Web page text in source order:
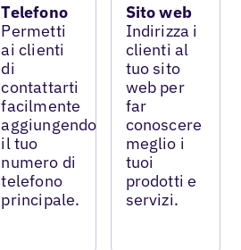
Telefono
Permetti
ai clienti
di
contattarti
facilmente
aggiungendo
il tuo
numero di
telefono
principale.
Sito web
Indirizza i
clienti al
tuo sito
web per
far
conoscere
meglio i
tuoi
prodotti e
servizi.